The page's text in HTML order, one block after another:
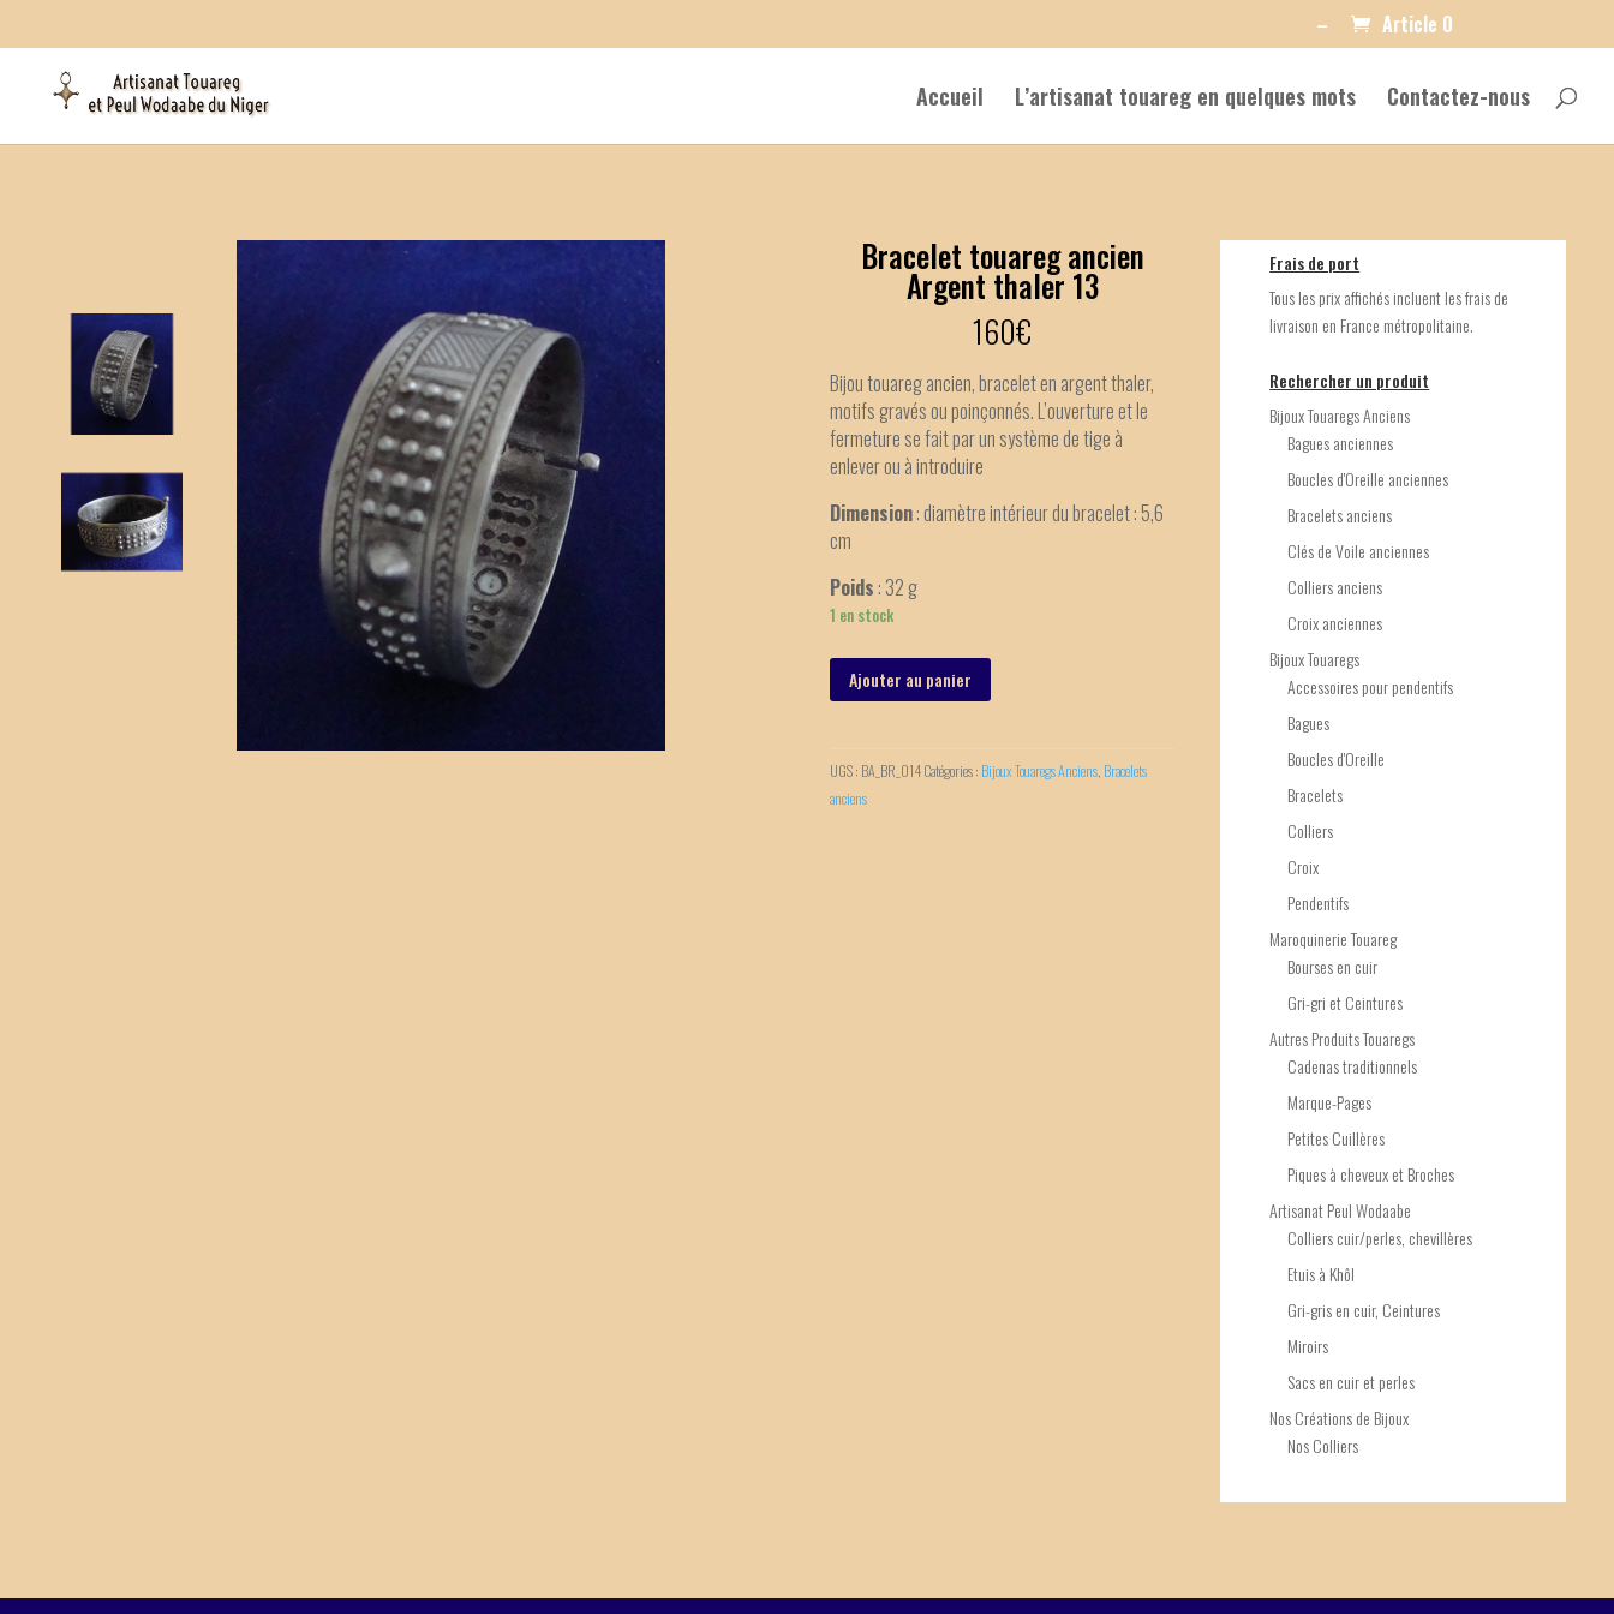
– Article 0
Accueil L’artisanat touareg en quelques mots Contactez-nous
Bracelet touareg ancien
Argent thaler 13
160€
Bijou touareg ancien, bracelet en argent thaler,
motifs gravés ou poinçonnés. L’ouverture et le
fermeture se fait par un système de tige à
enlever ou à introduire
Dimension: diamètre intérieur du bracelet : 5,6
cm
Poids: 32 g
1 en stock
Ajouter au panier
UGS : BA_BR_014Catégories : Bijoux Touaregs Anciens, Bracelets
anciens
Frais de port
Tous les prix affichés incluent les frais de
livraison en France métropolitaine.
Rechercher un produit
Bijoux Touaregs Anciens
Bagues anciennes
Boucles d'Oreille anciennes
Bracelets anciens
Clés de Voile anciennes
Colliers anciens
Croix anciennes
Bijoux Touaregs
Accessoires pour pendentifs
Bagues
Boucles d'Oreille
Bracelets
Colliers
Croix
Pendentifs
Maroquinerie Touareg
Bourses en cuir
Gri-gri et Ceintures
Autres Produits Touaregs
Cadenas traditionnels
Marque-Pages
Petites Cuillères
Piques à cheveux et Broches
Artisanat Peul Wodaabe
Colliers cuir/perles, chevillères
Etuis à Khôl
Gri-gris en cuir, Ceintures
Miroirs
Sacs en cuir et perles
Nos Créations de Bijoux
Nos Colliers